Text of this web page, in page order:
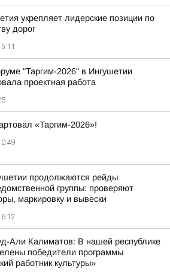
укрепляет лидерские позиции по
дорог
"Таргим-2026" в Ингушетии
проектная работа
«Таргим-2026»!
продолжаются рейды
группы: проверяют
маркировку и вывески
Али Калиматов: В нашей республике
победители программы
работник культуры»